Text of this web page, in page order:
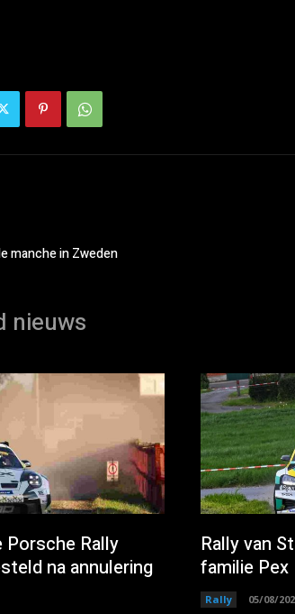
manche in Zweden
nieuws
Porsche Rally
na annulering
Rally van
familie Pex
Rally 05/08/